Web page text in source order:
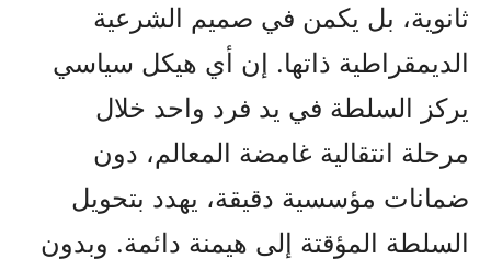
ثانوية، بل يكمن في صميم الشرعية
الديمقراطية ذاتها. إن أي هيكل سياسي
يركز السلطة في يد فرد واحد خلال
مرحلة انتقالية غامضة المعالم، دون
ضمانات مؤسسية دقيقة، يهدد بتحويل
السلطة المؤقتة إلى هيمنة دائمة. وبدون